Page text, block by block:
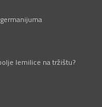
lemilice na tržištu?